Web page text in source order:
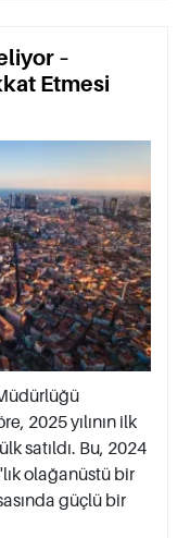
–
Etmesi
2025 yılının ilk
satıldı. Bu, 2024
olağanüstü bir
güçlü bir